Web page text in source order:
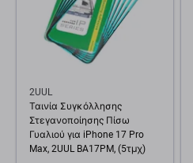
2UUL
Ταινία Συγκόλλησης
Στεγανοποίησης Πίσω
Γυαλιού για iPhone 17 Pro
Max, 2UUL BA17PM, (5τμχ)